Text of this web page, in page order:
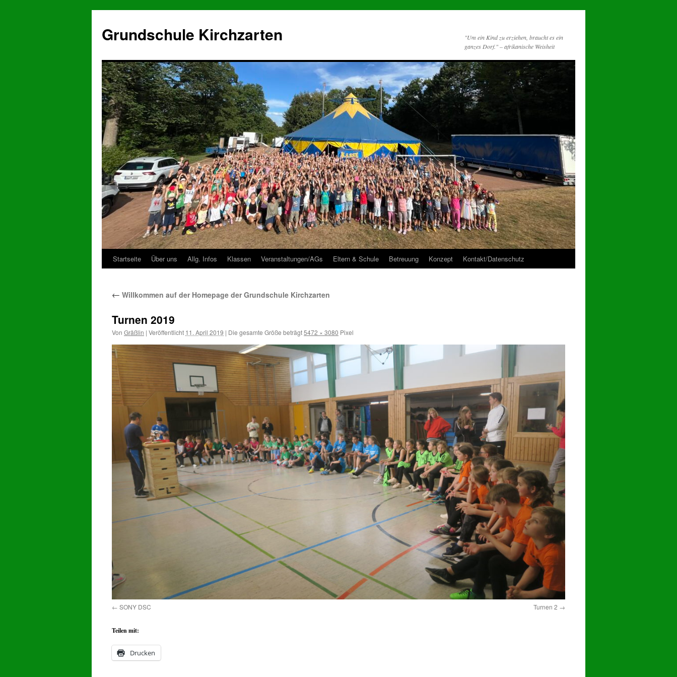
Grundschule Kirchzarten
"Um ein Kind zu erziehen, braucht es ein
ganzes Dorf." – afrikanische Weisheit
Zum
springen
Startseite Über uns Allg. Infos Klassen Veranstaltungen/AGs Eltern & Schule Betreuung Konzept Kontakt/Datenschutz
← Willkommen auf der Homepage der Grundschule Kirchzarten
Turnen 2019
Von Gräßlin | Veröffentlicht 11. April 2019 | Die gesamte Größe beträgt5472 × 3080 Pixel
SONY DSC Turnen 2
Teilen mit:
Drucken